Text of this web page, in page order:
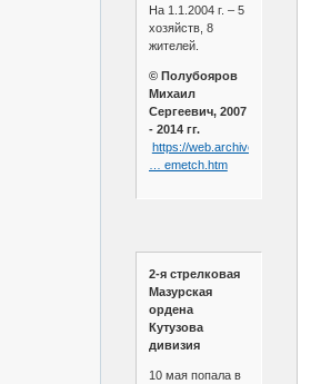
На 1.1.2004 г. – 5
хозяйств, 8
жителей.
© Полубояров
Михаил
Сергеевич, 2007
- 2014 гг.
https://web.archive.org/web/
… emetch.htm
2-я стрелковая
Мазурская
ордена
Кутузова
дивизия
10 мая попала в